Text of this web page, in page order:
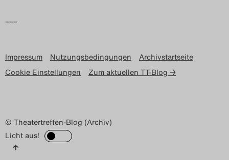
–––
Impressum Nutzungsbedingungen
Archivstartseite
Cookie Einstellungen
Zum aktuellen TT-Blog →
© Theatertreffen-Blog (Archiv)
Licht aus!
↑